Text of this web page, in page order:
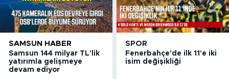
SAMSUN HABER
Samsun 144 milyar TL'lik
yatırımla gelişmeye
devam ediyor
SPOR
Fenerbahçe'de ilk 11'e iki
isim değişikliği